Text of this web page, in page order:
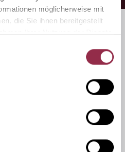
möglicherweise mit
die Sie ihnen bereitgestellt
Ihrer Nutzung der Dienste
im